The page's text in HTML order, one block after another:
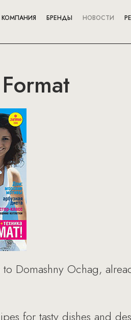
КОМПАНИЯ БРЕНДЫ НОВОСТИ
Domashny Ochag,
for tasty dishes and